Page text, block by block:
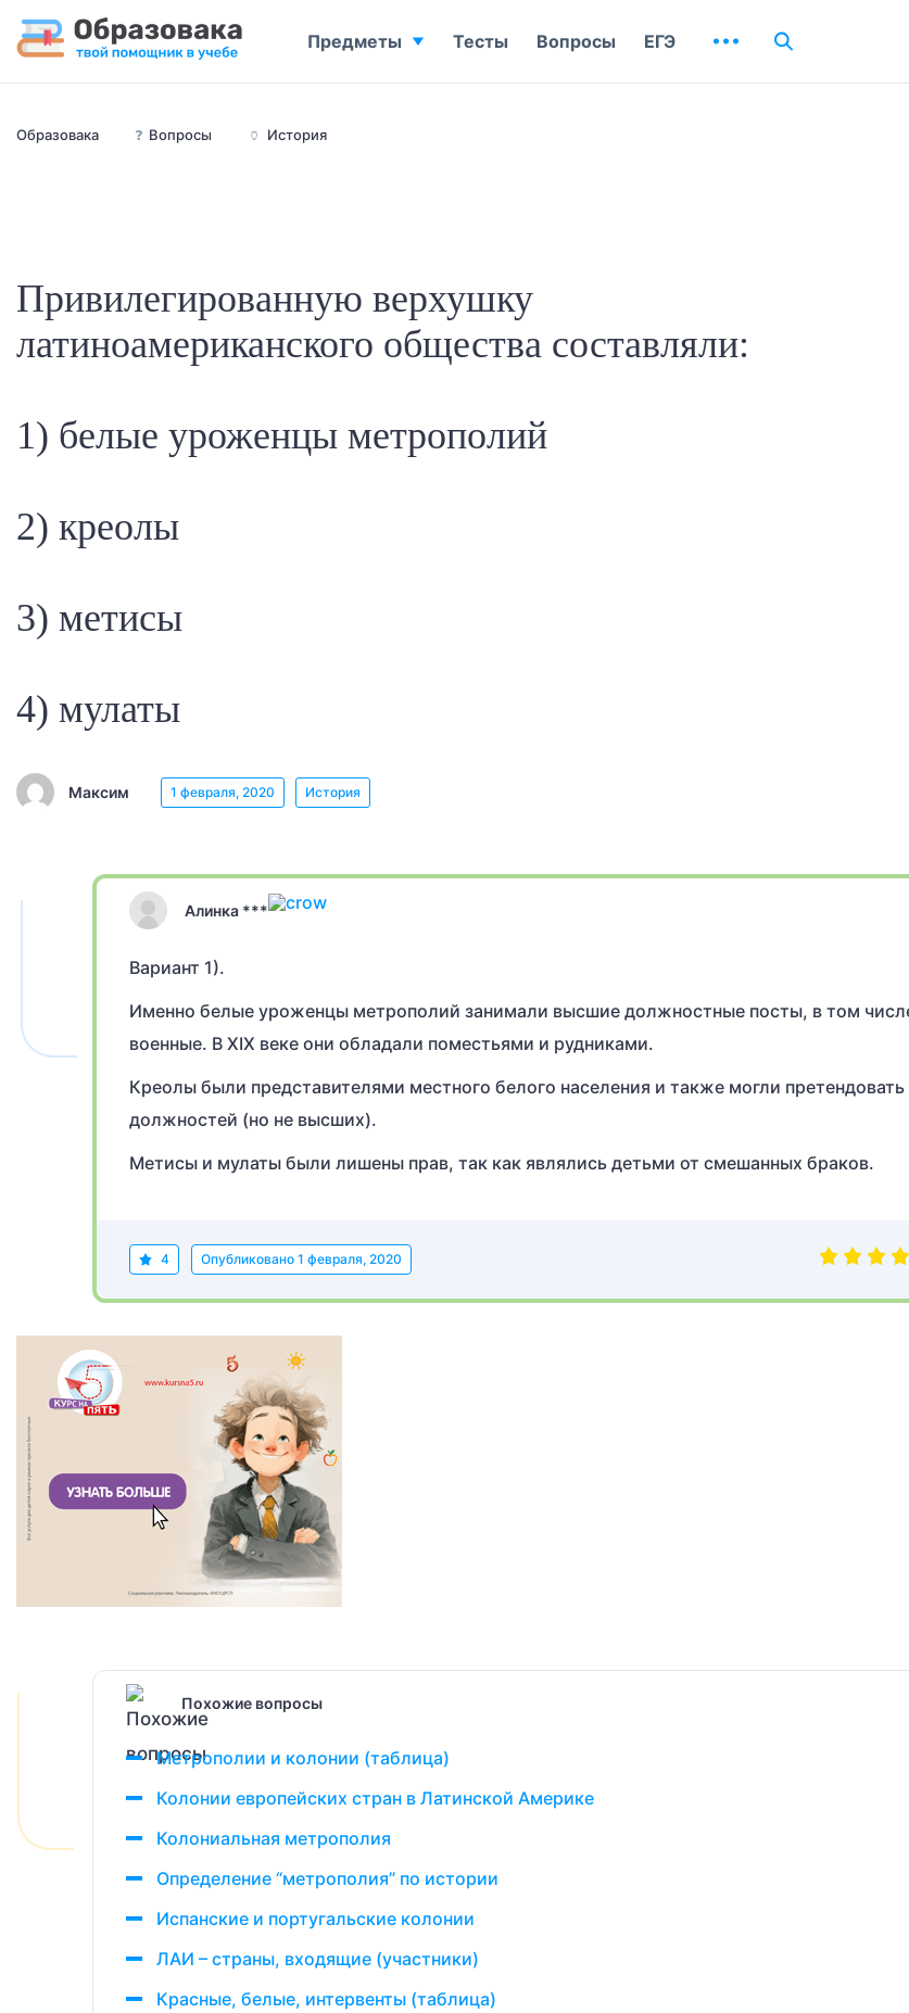
Образовака ❓ Вопросы 🏺 История
Привилегированную верхушку
латиноамериканского общества составляли:
1) белые уроженцы метрополий
2) креолы
3) метисы
4) мулаты
Максим 1 февраля, 2020 История
Алинка ***
Вариант 1).
Именно белые уроженцы метрополий занимали высшие должностные посты, в том
военные. В XIX веке они обладали поместьями и рудниками.
Креолы были представителями местного белого населения и также могли претендовать
должностей (но не высших).
Метисы и мулаты были лишены прав, так как являлись детьми от смешанных браков.
4 Опубликовано 1 февраля, 2020
Похожие вопросы
Метрополии и колонии (таблица)
Колонии европейских стран в Латинской Америке
Колониальная метрополия
Определение “метрополия” по истории
Испанские и португальские колонии
ЛАИ – страны, входящие (участники)
Красные, белые, интервенты (таблица)
Предметы Тесты Вопросы ЕГЭ